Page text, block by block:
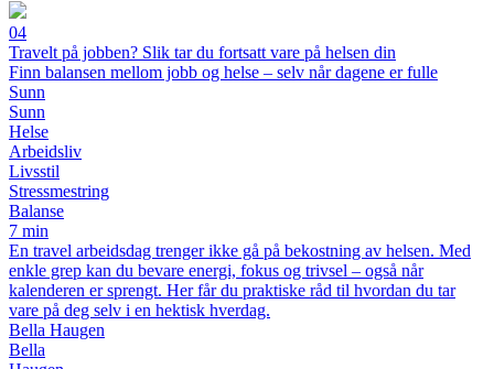
04
Travelt på jobben? Slik tar du fortsatt vare på helsen din
Finn balansen mellom jobb og helse – selv når dagene er fulle
Sunn
Sunn
Helse
Arbeidsliv
Livsstil
Stressmestring
Balanse
7 min
En travel arbeidsdag trenger ikke gå på bekostning av helsen. Med
enkle grep kan du bevare energi, fokus og trivsel – også når
kalenderen er sprengt. Her får du praktiske råd til hvordan du tar
vare på deg selv i en hektisk hverdag.
Bella Haugen
Bella